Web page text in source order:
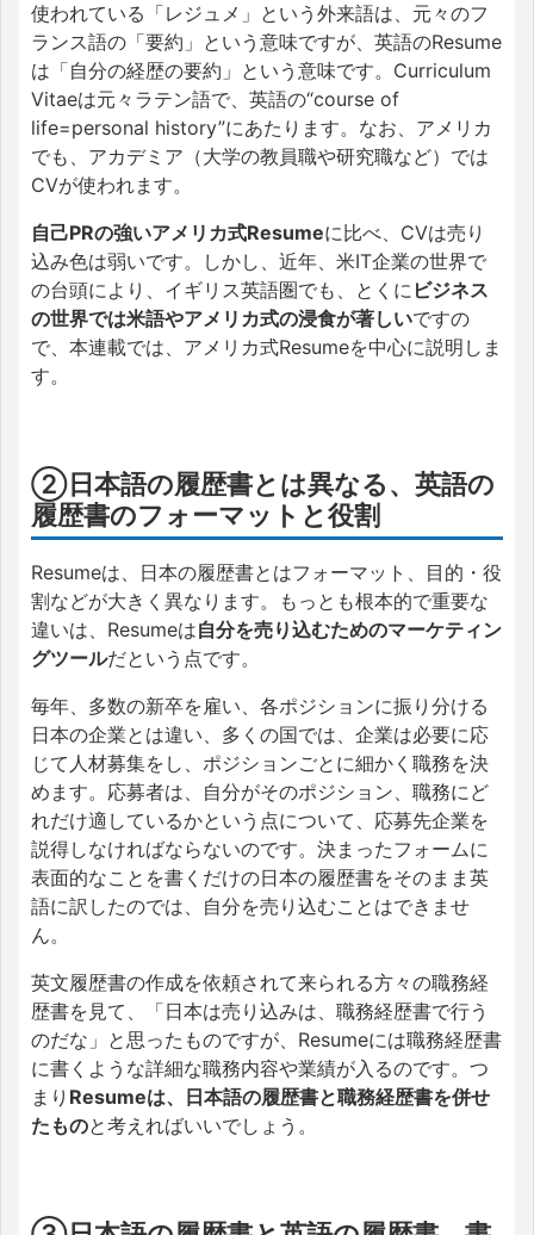
使われている「レジュメ」という外来語は、元々のフ
ランス語の「要約」という意味ですが、英語のResume
は「自分の経歴の要約」という意味です。Curriculum
Vitaeは元々ラテン語で、英語の“course of
life=personal history”にあたります。なお、アメリカ
でも、アカデミア（大学の教員職や研究職など）では
CVが使われます。
自己PRの強いアメリカ式Resumeに比べ、CVは売り
込み色は弱いです。しかし、近年、米IT企業の世界で
の台頭により、イギリス英語圏でも、とくに ビジネス
の世界では米語やアメリカ式の浸食が著しいですの
で、本連載では、アメリカ式Resumeを中心に説明しま
す。
②日本語の履歴書とは異なる、英語の
履歴書のフォーマットと役割
Resumeは、日本の履歴書とはフォーマット、目的・役
割などが大きく異なります。もっとも根本的で重要な
違いは、Resumeは自分を売り込むためのマーケティン
グツールだという点です。
毎年、多数の新卒を雇い、各ポジションに振り分ける
日本の企業とは違い、多くの国では、企業は必要に応
じて人材募集をし、ポジションごとに細かく職務を決
めます。応募者は、自分がそのポジション、職務にど
れだけ適しているかという点について、応募先企業を
説得しなければならないのです。決まったフォームに
表面的なことを書くだけの日本の履歴書をそのまま英
語に訳したのでは、自分を売り込むことはできませ
ん。
英文履歴書の作成を依頼されて来られる方々の職務経
歴書を見て、「日本は売り込みは、職務経歴書で行う
のだな」と思ったものですが、Resumeには職務経歴書
に書くような詳細な職務内容や業績が入るのです。つ
まり Resumeは、日本語の履歴書と職務経歴書を併せ
たものと考えればいいでしょう。